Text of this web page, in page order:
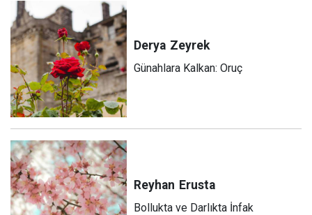
Derya Zeyrek
Günahlara Kalkan: Oruç
Reyhan Erusta
Bollukta ve Darlıkta İnfak